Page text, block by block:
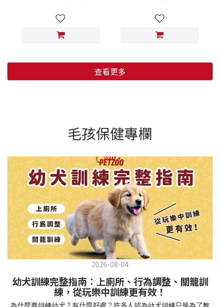
查看更多
毛孩保健專欄
2026-08-04
幼犬訓練完整指南：上廁所、行為調整、關籠訓
練，從玩樂中訓練更有效！
為什麼要訓練幼犬？有什麼好處？許多人認為幼犬訓練只是為了教